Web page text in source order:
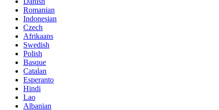
Romanian
Indonesian
Czech
Afrikaans
Swedish
Polish
Basque
Catalan
Esperanto
Hindi
Lao
Albanian